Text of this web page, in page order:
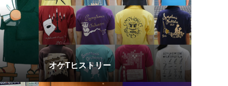
オケTヒストリー